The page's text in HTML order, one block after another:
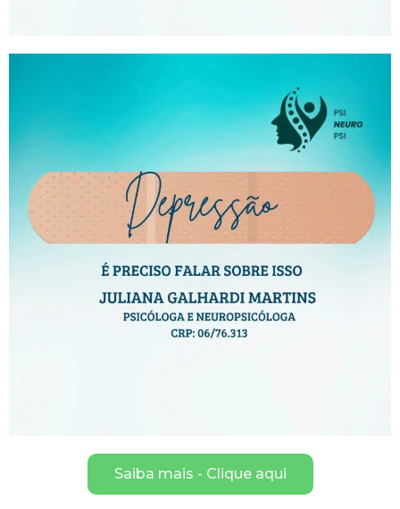
Saiba mais - Clique aqui